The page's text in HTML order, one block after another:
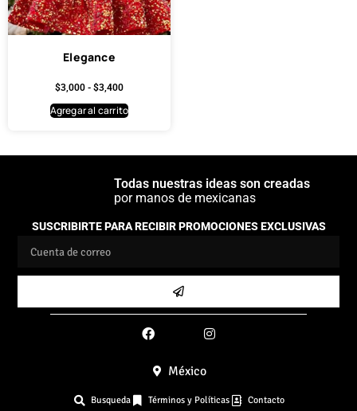
Elegance
$3,000 - $3,400
Agregar al carrito
Todas nuestras ideas son creadas
por manos de mexicanas
SUSCRIBIRTE PARA RECIBIR PROMOCIONES EXCLUSIVAS
México
Busqueda Términos y Políticas Contacto